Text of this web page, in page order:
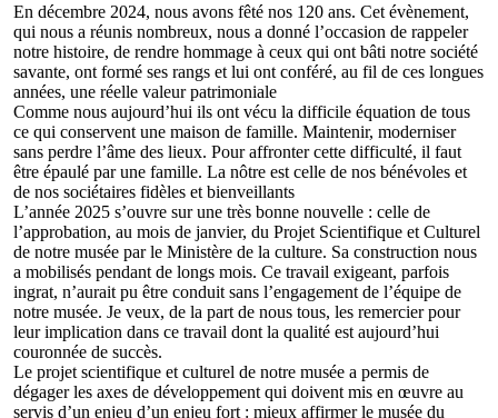
En décembre 2024, nous avons fêté nos 120 ans. Cet évènement,
qui nous a réunis nombreux, nous a donné l’occasion de rappeler
notre histoire, de rendre hommage à ceux qui ont bâti notre société
savante, ont formé ses rangs et lui ont conféré, au fil de ces longues
années, une réelle valeur patrimoniale
Comme nous aujourd’hui ils ont vécu la difficile équation de tous
ce qui conservent une maison de famille. Maintenir, moderniser
sans perdre l’âme des lieux. Pour affronter cette difficulté, il faut
être épaulé par une famille. La nôtre est celle de nos bénévoles et
de nos sociétaires fidèles et bienveillants
L’année 2025 s’ouvre sur une très bonne nouvelle : celle de
l’approbation, au mois de janvier, du Projet Scientifique et Culturel
de notre musée par le Ministère de la culture. Sa construction nous
a mobilisés pendant de longs mois. Ce travail exigeant, parfois
ingrat, n’aurait pu être conduit sans l’engagement de l’équipe de
notre musée. Je veux, de la part de nous tous, les remercier pour
leur implication dans ce travail dont la qualité est aujourd’hui
couronnée de succès.
Le projet scientifique et culturel de notre musée a permis de
dégager les axes de développement qui doivent mis en œuvre au
servis d’un enjeu d’un enjeu fort : mieux affirmer le musée du